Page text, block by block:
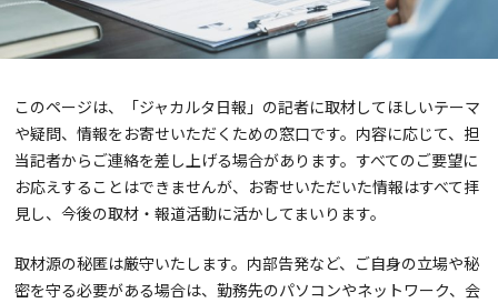
このページは、「ジャカルタ日報」の記者に取材してほしいテーマ
や疑問、情報をお寄せいただくための窓口です。内容に応じて、担
当記者からご連絡を差し上げる場合があります。すべてのご要望に
お応えすることはできませんが、お寄せいただいた情報はすべて拝
見し、今後の取材・報道活動に活かしてまいります。
取材源の秘匿は厳守いたします。内部告発など、ご自身の立場や秘
密を守る必要がある場合は、勤務先のパソコンやネットワーク、会